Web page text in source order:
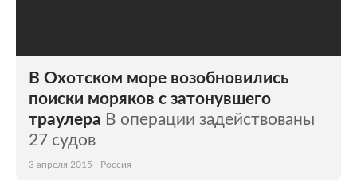
В Охотском море возобновились
поиски моряков с затонувшего
траулера В операции задействованы
27 судов
3 апреля 2015 Россия